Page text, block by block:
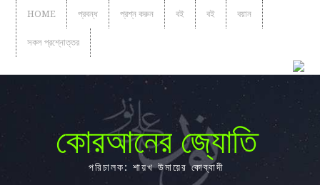
HOME প্রবন্ধ প্রশ্ন করুন বই বই বয়ান
সকল প্রশ্নোত্তর
কোরআনের জ্যোতি
পরিচালক: শায়খ উমায়ের কোব্বাদী